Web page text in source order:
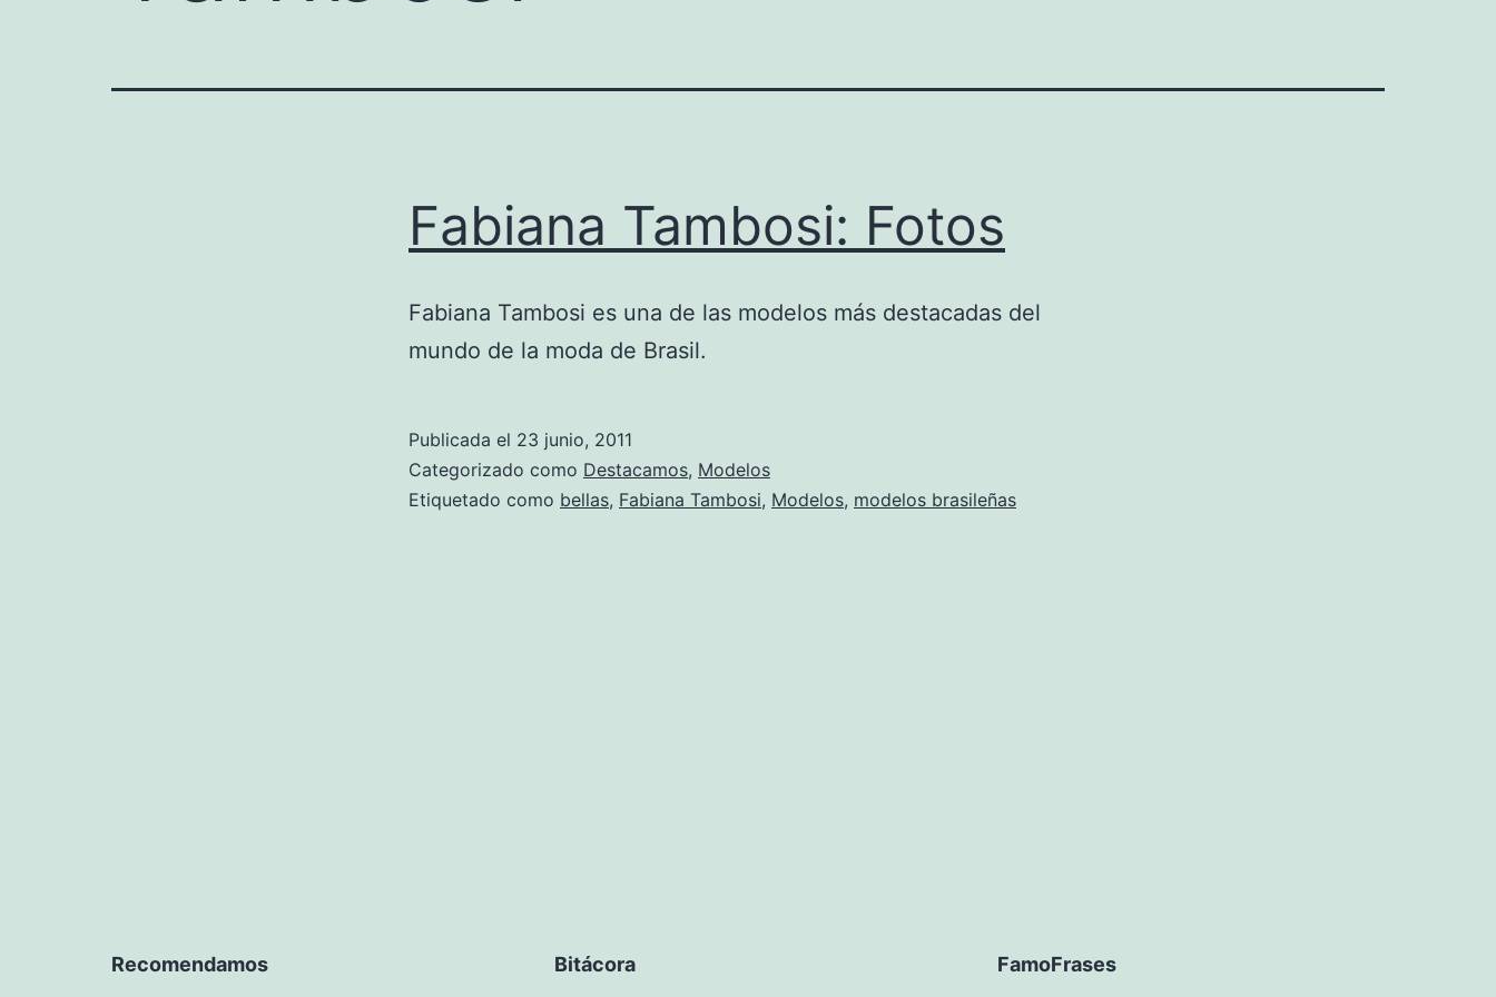
Fabiana Tambosi: Fotos
Fabiana Tambosi es una de las modelos más destacadas del
mundo de la moda de Brasil.
Publicada el 23 junio, 2011
Categorizado como Destacamos, Modelos
Etiquetado como bellas, Fabiana Tambosi, Modelos, modelos brasileñas
Recomendamos Bitácora FamoFrases